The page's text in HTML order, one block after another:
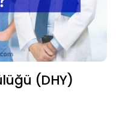
(DHY)